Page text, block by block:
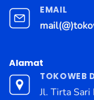
EMAIL
Alamat
TOKOWEB
Jl. Tirta Sari